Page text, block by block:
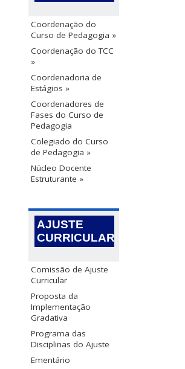
Coordenação do
Curso de Pedagogia »
Coordenação do TCC
»
Coordenadoria de
Estágios »
Coordenadores de
Fases do Curso de
Pedagogia
Colegiado do Curso
de Pedagogia »
Núcleo Docente
Estruturante »
AJUSTE
CURRICULAR
Comissão de Ajuste
Curricular
Proposta da
Implementação
Gradativa
Programa das
Disciplinas do Ajuste
Ementário